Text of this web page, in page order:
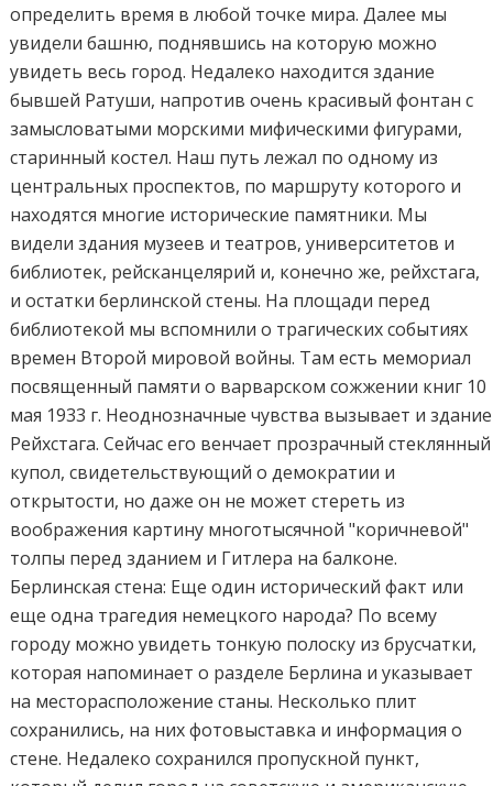
определить время в любой точке мира. Далее мы
увидели башню, поднявшись на которую можно
увидеть весь город. Недалеко находится здание
бывшей Ратуши, напротив очень красивый фонтан с
замысловатыми морскими мифическими фигурами,
старинный костел. Наш путь лежал по одному из
центральных проспектов, по маршруту которого и
находятся многие исторические памятники. Мы
видели здания музеев и театров, университетов и
библиотек, рейсканцелярий и, конечно же, рейхстага,
и остатки берлинской стены. На площади перед
библиотекой мы вспомнили о трагических событиях
времен Второй мировой войны. Там есть мемориал
посвященный памяти о варварском сожжении книг 10
мая 1933 г. Неоднозначные чувства вызывает и здание
Рейхстага. Сейчас его венчает прозрачный стеклянный
купол, свидетельствующий о демократии и
открытости, но даже он не может стереть из
воображения картину многотысячной "коричневой"
толпы перед зданием и Гитлера на балконе.
Берлинская стена: Еще один исторический факт или
еще одна трагедия немецкого народа? По всему
городу можно увидеть тонкую полоску из брусчатки,
которая напоминает о разделе Берлина и указывает
на месторасположение станы. Несколько плит
сохранились, на них фотовыставка и информация о
стене. Недалеко сохранился пропускной пункт,